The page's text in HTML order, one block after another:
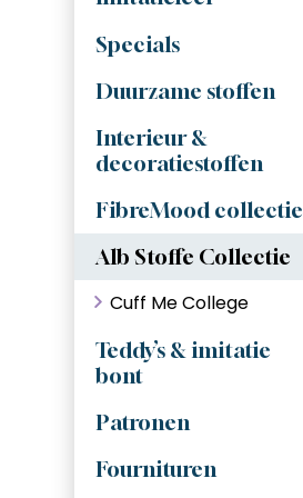
Specials
mantelstoffen
Feestelijke stoffen
(glans en glitter)
Outdoorstoffen
Gewatteerde / quilted
stoffen
Duurzame stoffen
Gerecyclede stoffen
Bamboe stoffen
Interieur &
decoratiestoffen
FibreMood collectie
Editie 32
Editie 33
Editie 34
Special nr.4
Editie 36
Editie 38
Editie 39
Alb Stoffe Collectie
Cuff Me College
Teddy’s & imitatie
bont
Patronen
FibreMood
Bel'etiole
Atelier Jupe
Fournituren
Garen
Vlieseline
Naaimachine naalden
Ritsen, deelbaar
Ritsen, niet deelbaar